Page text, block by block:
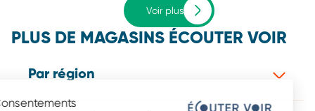
Consentements
Voir plus
PLUS DE MAGASINS ÉCOUTER VOIR
Par région